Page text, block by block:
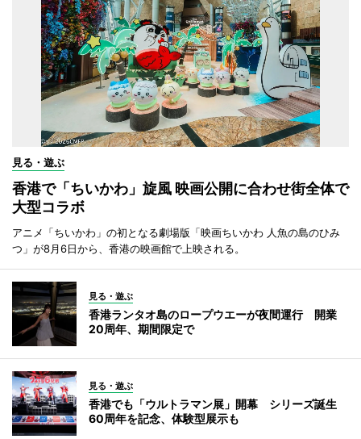
見る・遊ぶ
香港で「ちいかわ」旋風 映画公開に合わせ街全体で
大型コラボ
アニメ「ちいかわ」の初となる劇場版「映画ちいかわ 人魚の島のひみ
つ」が8月6日から、香港の映画館で上映される。
見る・遊ぶ
香港ランタオ島のロープウエーが夜間運行 開業
20周年、期間限定で
見る・遊ぶ
香港でも「ウルトラマン展」開幕 シリーズ誕生
60周年を記念、体験型展示も